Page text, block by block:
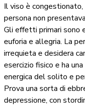
Il viso è
persona non
Gli effetti primari sono
euforia e allegria. La
irrequieta e desidera
esercizio fisico e ha
energica del solito e
Prova una sorta di
depressione, con